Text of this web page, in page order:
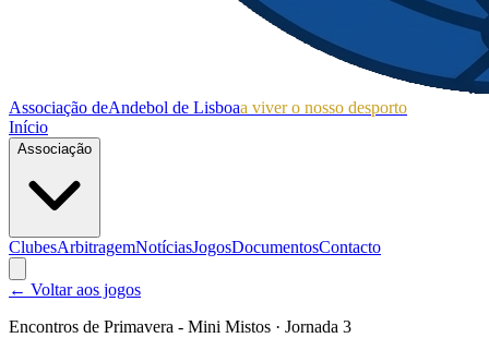
Associação deAndebol de Lisboaa viver o nosso desporto
Início
Associação
ClubesArbitragemNotíciasJogosDocumentosContacto
← Voltar aos jogos
Encontros de Primavera - Mini Mistos · Jornada 3